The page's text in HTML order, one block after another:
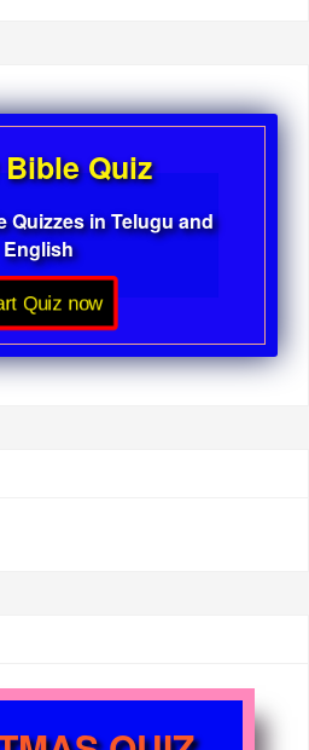
Quiz
Quizzes in Telugu and
English
Quiz now